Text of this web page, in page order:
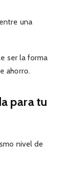
una
ser la forma
ahorro.
para tu
nivel de